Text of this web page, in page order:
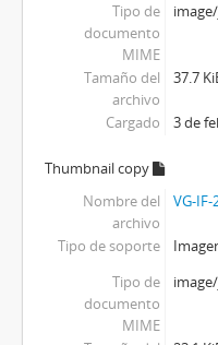
Tipo de
documento
MIME
Tamaño del
archivo
37.7
Cargado 3 de
Thumbnail copy
Nombre del
archivo
VG-IF-
Tipo de soporte
Tipo de
documento
MIME